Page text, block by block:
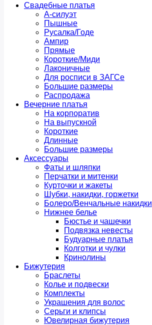
Свадебные платья
А-силуэт
Пышные
Русалка/Годе
Ампир
Прямые
Короткие/Миди
Лаконичные
Для росписи в ЗАГСе
Большие размеры
Распродажа
Вечерние платья
На корпоратив
На выпускной
Короткие
Длинные
Большие размеры
Аксессуары
Фаты и шляпки
Перчатки и митенки
Курточки и жакеты
Шубки, накидки, горжетки
Болеро/Венчальные накидки
Нижнее белье
Бюстье и чашечки
Подвязка невесты
Будуарные платья
Колготки и чулки
Кринолины
Бижутерия
Браслеты
Колье и подвески
Комплекты
Украшения для волос
Серьги и клипсы
Ювелирная бижутерия